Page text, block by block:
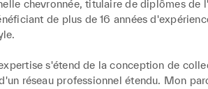
chevronnée, titulaire de diplômes de
de plus de 16 années
s'étend de la conception de
réseau professionnel étendu. Mon